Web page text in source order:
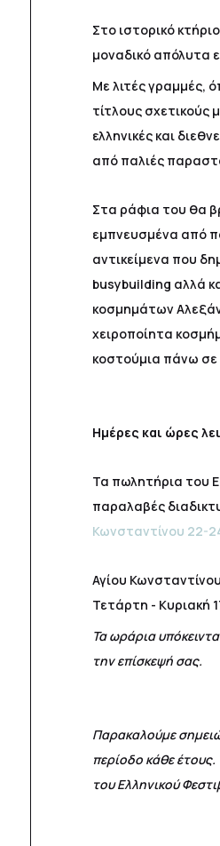
Στο ιστορικό
μοναδικό απόλυτα
Με λιτές γραμμές,
τίτλους σχετικούς
ελληνικές και
από παλιές
Στα ράφια του θα
εμπνευσμένα από
αντικείμενα που
busybuilding αλλά
κοσμημάτων
χειροποίητα
κοστούμια πάνω
Ημέρες και ώρες
Τα πωλητήρια του
παραλαβές
Κωνσταντίνου 22-
Αγίου
Τετάρτη - Κυριακή
Τα ωράρια
την επίσκεψή σας.
Παρακαλούμε
περίοδο κάθε
του Ελληνικού